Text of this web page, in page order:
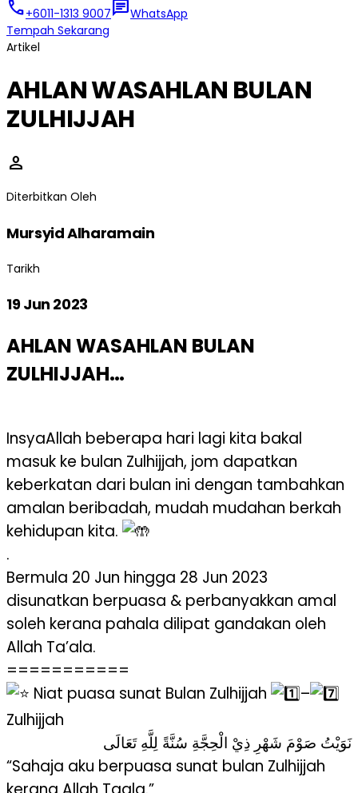
call+6011-1313 9007chatWhatsApp
Tempah Sekarang
Artikel
AHLAN WASAHLAN BULAN
ZULHIJJAH
person
Diterbitkan Oleh
Mursyid Alharamain
Tarikh
19 Jun 2023
AHLAN WASAHLAN BULAN
ZULHIJJAH…
InsyaAllah beberapa hari lagi kita bakal
masuk ke bulan Zulhijjah, jom dapatkan
keberkatan dari bulan ini dengan tambahkan
amalan beribadah, mudah mudahan berkah
kehidupan kita.
.
Bermula 20 Jun hingga 28 Jun 2023
disunatkan berpuasa & perbanyakkan amal
soleh kerana pahala dilipat gandakan oleh
Allah Ta’ala.
===========
Niat puasa sunat Bulan Zulhijjah
–
Zulhijjah
نَوَيْتُ صَوْمَ شَهْرِ ذِيْ الْحِجَّةِ سُنَّةً لِلَّهِ تَعَالَى
“Sahaja aku berpuasa sunat bulan Zulhijjah